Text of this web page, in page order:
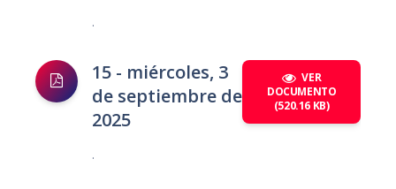
.
15 - miércoles, 3
de septiembre de
2025
VER
DOCUMENTO
(520.16 KB)
.